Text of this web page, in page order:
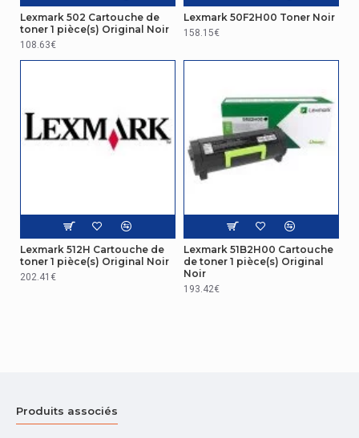
Lexmark 502 Cartouche de
toner 1 pièce(s) Original Noir
108.63€
Lexmark 50F2H00 Toner Noir
158.15€
Lexmark 512H Cartouche de
toner 1 pièce(s) Original Noir
202.41€
Lexmark 51B2H00 Cartouche
de toner 1 pièce(s) Original
Noir
193.42€
Produits associés